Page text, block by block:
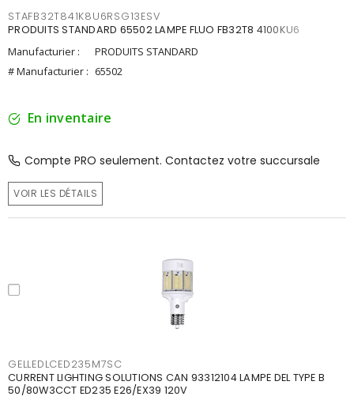
STAFB32T841K8U6RSG13ESV
PRODUITS STANDARD 65502 LAMPE FLUO FB32T8 4100KU6
Manufacturier :
PRODUITS STANDARD
# Manufacturier : 65502
En inventaire
Compte PRO seulement. Contactez votre succursale
VOIR LES DÉTAILS
GELLEDLCED235M7SC
CURRENT LIGHTING SOLUTIONS CAN 93312104 LAMPE DEL TYPE B
50/80W3CCT ED235 E26/EX39 120V